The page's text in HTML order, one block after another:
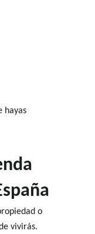
hayas
o
vivirás.